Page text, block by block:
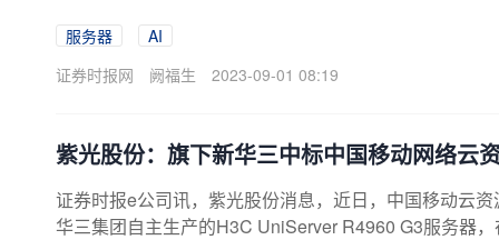
服务器
AI
证券时报网
阙福生 2023-09-01 08:19
紫光股份：旗下新华三中标中国移动网络云
证券时报e公司讯，紫光股份消息，近日，中国移动云
华三集团自主生产的H3C UniServer R4960 G3服务器